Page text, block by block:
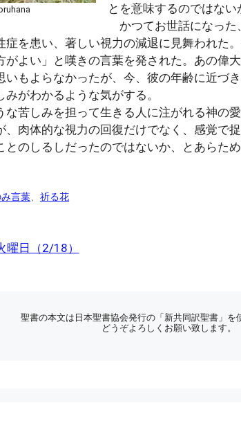
とを意味するのではない
かつてお世話になった
症を患い、著しい視力の減退に見舞われた
がよい」と嘆きの言葉を発された。あの偉
いもよらなかったが、今、彼の年齢に近づ
がわかるような気がする。
苦しみを担って生きる人に注がれる神の
、肉体的な視力の回復だけでなく、感覚で
とのしるしだったのではないか、とあらた
言葉、祈る花
曜日（2/18）
聖書の本文は日本聖書協会発行の「新共同訳聖書」を
どうぞよろしくお願い致します。